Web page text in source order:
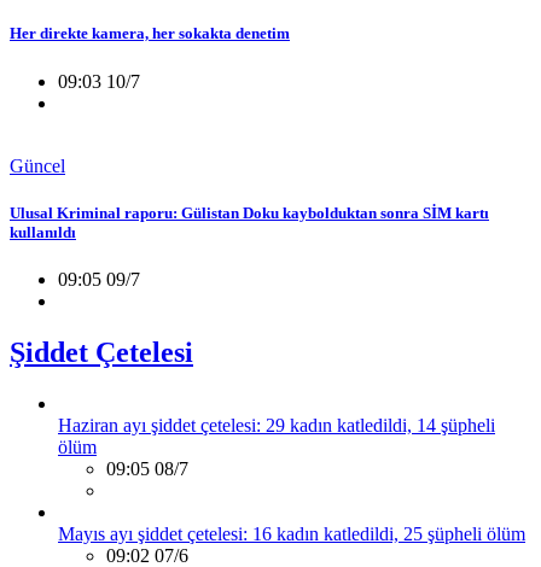
Her direkte kamera, her sokakta denetim
09:03 10/7
Güncel
Ulusal Kriminal raporu: Gülistan Doku kaybolduktan sonra SİM kartı
kullanıldı
09:05 09/7
Şiddet Çetelesi
Haziran ayı şiddet çetelesi: 29 kadın katledildi, 14 şüpheli
ölüm
09:05 08/7
Mayıs ayı şiddet çetelesi: 16 kadın katledildi, 25 şüpheli ölüm
09:02 07/6